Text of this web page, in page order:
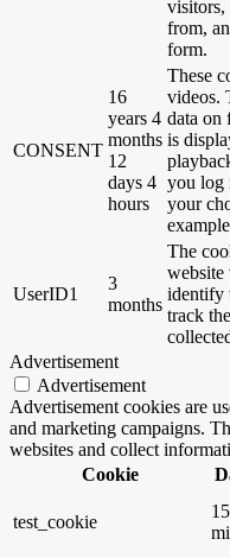
visitors,
from,
form.
CONSENT
16
years 4
months
12
days 4
hours
These
videos.
data on
is
you log
your
UserID1
3
months
The
website
identify
track
Advertisement
Advertisement
Advertisement cookies are
and marketing campaigns.
websites and collect
Cookie
test_cookie
15